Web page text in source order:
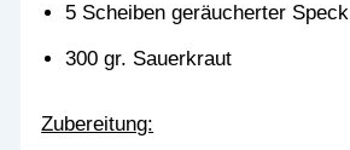
5 Scheiben geräucherter Speck
300 gr. Sauerkraut
Zubereitung: